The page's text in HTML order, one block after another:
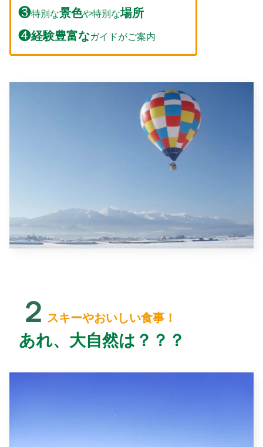
❸特別な景色や特別な場所
❹経験豊富なガイドがご案内
２ スキーやおいしい食事！
あれ、大自然は？？？